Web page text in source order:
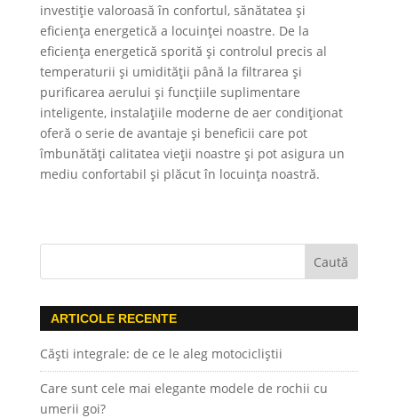
investiție valoroasă în confortul, sănătatea și
eficiența energetică a locuinței noastre. De la
eficiența energetică sporită și controlul precis al
temperaturii și umidității până la filtrarea și
purificarea aerului și funcțiile suplimentare
inteligente, instalațiile moderne de aer condiționat
oferă o serie de avantaje și beneficii care pot
îmbunătăți calitatea vieții noastre și pot asigura un
mediu confortabil și plăcut în locuința noastră.
ARTICOLE RECENTE
Căști integrale: de ce le aleg motocicliștii
Care sunt cele mai elegante modele de rochii cu
umerii goi?